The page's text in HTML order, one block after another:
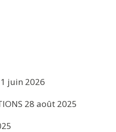
juin 2026
28 août 2025